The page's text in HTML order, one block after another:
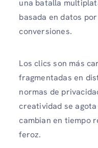
una batalla
basada en datos
conversiones.
Los clics son más
fragmentadas en
normas de
creatividad se
cambian en tiempo
feroz.